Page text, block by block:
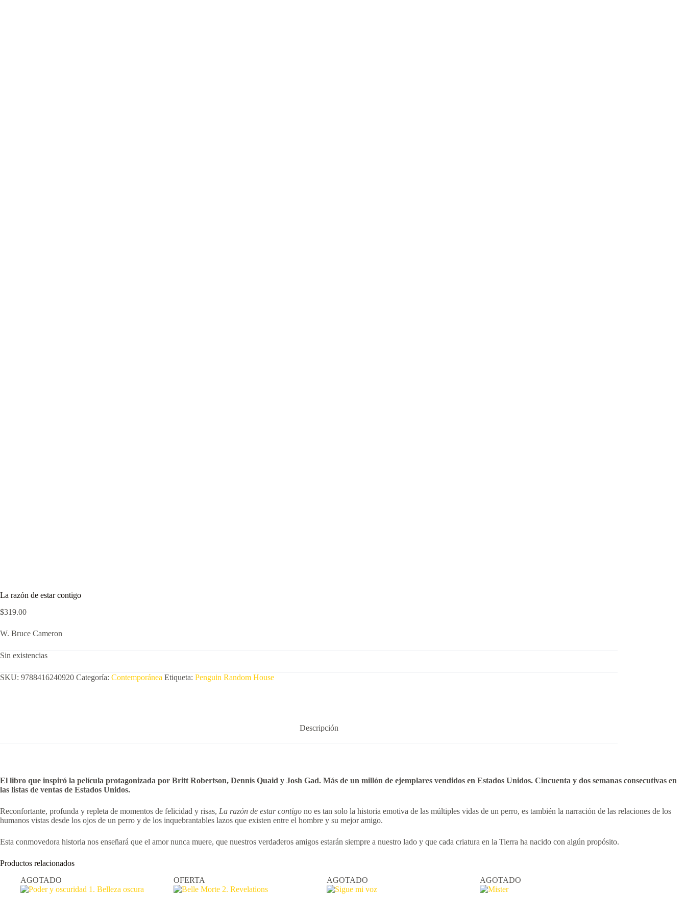
La razón de estar contigo
$319.00
W. Bruce Cameron
Sin existencias
SKU: 9788416240920 Categoría: Contemporánea Etiqueta: Penguin Random House
Descripción
El libro que inspiró la película protagonizada por Britt Robertson, Dennis Quaid y Josh Gad. Más de un millón de ejemplares vendidos en Estados Unidos. Cincuenta y dos semanas consecutivas en
las listas de ventas de Estados Unidos.
Reconfortante, profunda y repleta de momentos de felicidad y risas, La razón de estar contigo no es tan solo la historia emotiva de las múltiples vidas de un perro, es también la narración de las relaciones de los
humanos vistas desde los ojos de un perro y de los inquebrantables lazos que existen entre el hombre y su mejor amigo.
Esta conmovedora historia nos enseñará que el amor nunca muere, que nuestros verdaderos amigos estarán siempre a nuestro lado y que cada criatura en la Tierra ha nacido con algún propósito.
Productos relacionados
AGOTADO
OFERTA AGOTADO AGOTADO